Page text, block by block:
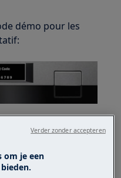
démo pour les
om je een
Verder zonder accepteren